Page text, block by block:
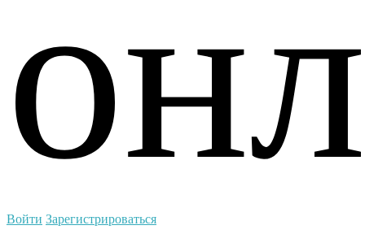
Войти Зарегистрироваться